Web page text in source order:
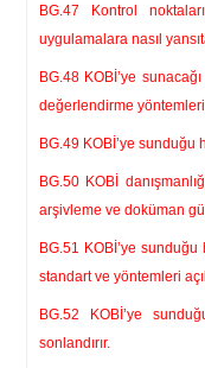
BG.47 Kontrol
uygulamalara nasıl
BG.48 KOBİ’ye
değerlendirme
BG.49 KOBİ’ye
BG.50 KOBİ
arşivleme ve doküman
BG.51 KOBİ’ye
standart ve yöntemleri
BG.52 KOBİ’ye
sonlandırır.